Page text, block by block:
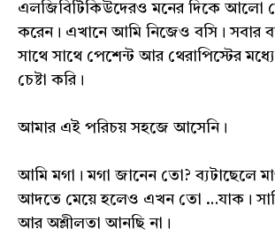
এলজিবিটিকিউদেরও মনের দিকে আলো
করেন। এখানে আমি নিজেও বসি। সবার
সাথে সাথে পেশেন্ট আর থেরাপিস্টের
চেষ্টা করি।
আমার এই পরিচয় সহজে আসেনি।
আমি মগা। মগা জানেন তো? ব্যটাছেলে
আদতে মেয়ে হলেও এখন তো …যাক।
আর অশ্লীলতা আনছি না।